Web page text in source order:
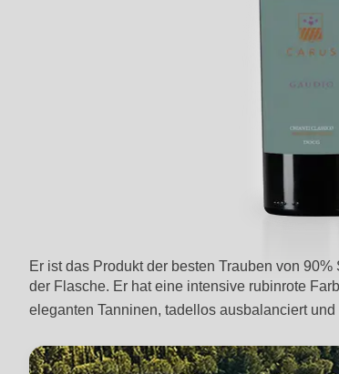
Er ist das Produkt der besten Trauben von
der Flasche. Er hat eine intensive rubinrote
eleganten Tanninen, tadellos ausbalanciert